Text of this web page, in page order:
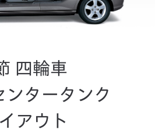
四輪車
ンタータンク
アウト